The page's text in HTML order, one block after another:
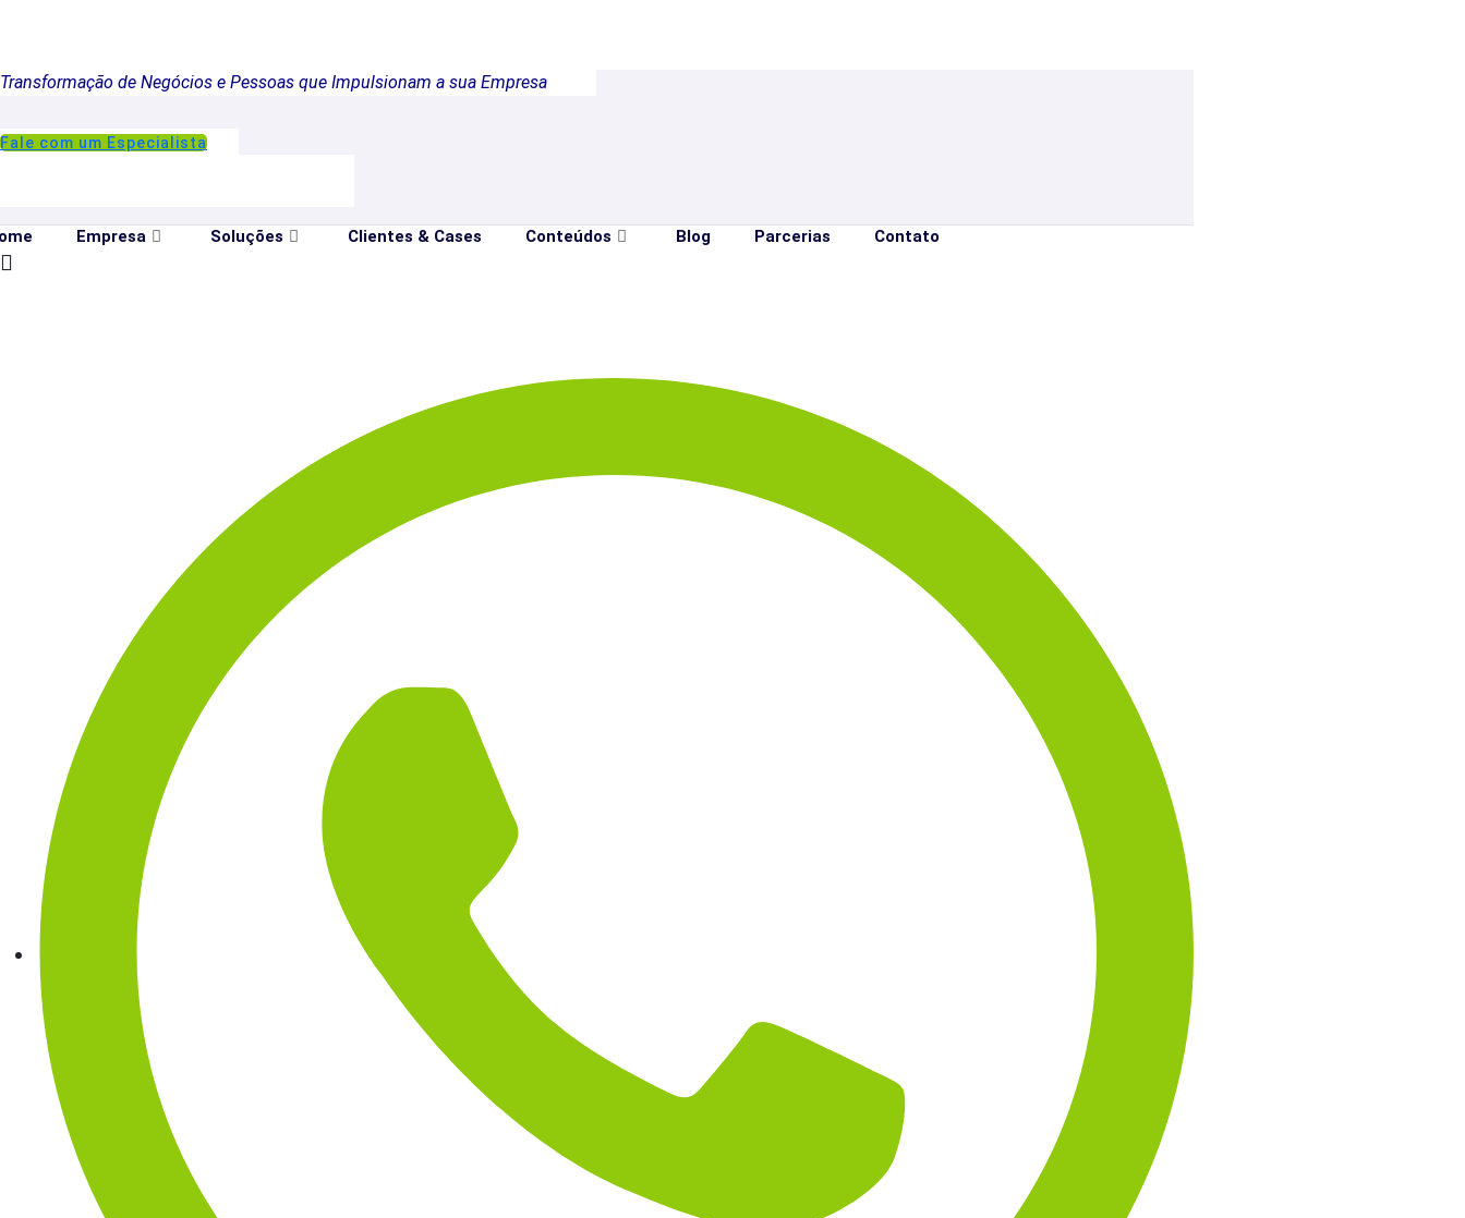
Transformação de Negócios e Pessoas que Impulsionam a sua Empresa
Fale com um Especialista
Empresa Soluções Clientes & Cases Conteúdos Blog Parcerias Contato